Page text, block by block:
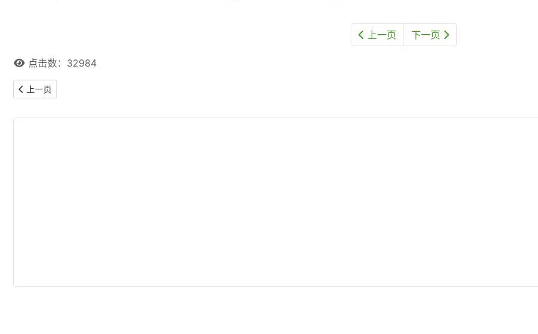
上一页 下一页
点击数：32984
上一篇文章: 【本网专稿】多伦多周末好去处（2026年5月29日至5月31日） — 共14处
上一页